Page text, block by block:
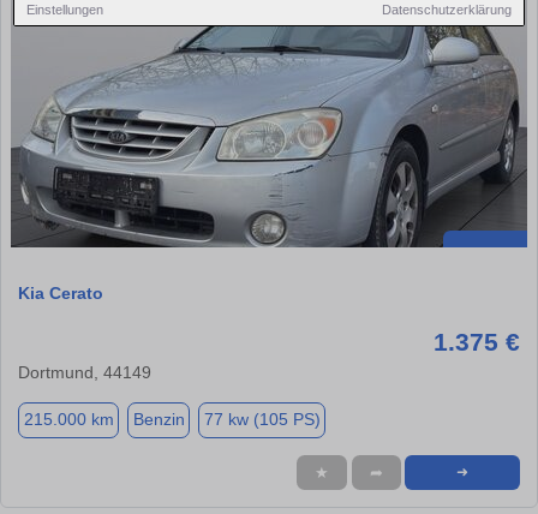
Einstellungen Datenschutzerklärung
Kia Cerato
1.375 €
Dortmund, 44149
215.000 km Benzin 77 kw (105 PS)
★ ➦ ➜